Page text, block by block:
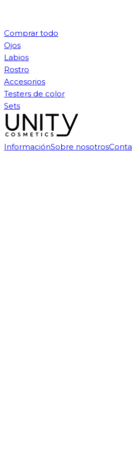
Comprar todo
Ojos
Labios
Rostro
Accesorios
Testers de color
Sets
InformaciónSobre nosotros